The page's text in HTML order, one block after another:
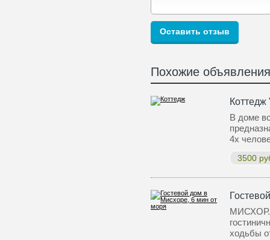
Похожие объявления
В доме
4х
3500
МИСХОР.
ходьбы